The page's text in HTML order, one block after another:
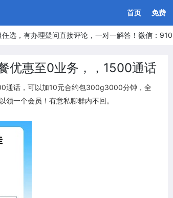
首页 免费
选，有办理疑问直接评论，一对一解答！微信：
优惠至0业务，，1500通话
通话，可以加10元合约包300g3000分钟，全
一个会员！有意私聊群内不回。